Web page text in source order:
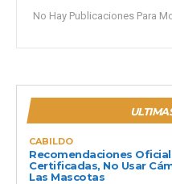
No Hay Publicaciones Para
CABILDO
Recomendaciones
Certificadas, No Usar
Las Mascotas